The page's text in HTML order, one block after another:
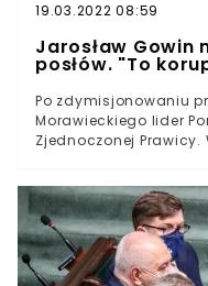
19.03.2022 08:59
Jarosław Gowin
posłów. "To
Po zdymisjonowaniu
Morawieckiego lider
Zjednoczonej Prawicy.
atrakcyjną politycznie
rozmowie z RMF
wicerzecznik
już, że
utworzą własne koło